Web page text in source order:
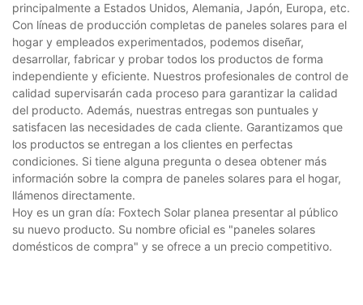
principalmente a Estados Unidos, Alemania, Japón, Europa, etc.
Con líneas de producción completas de paneles solares para el
hogar y empleados experimentados, podemos diseñar,
desarrollar, fabricar y probar todos los productos de forma
independiente y eficiente. Nuestros profesionales de control de
calidad supervisarán cada proceso para garantizar la calidad
del producto. Además, nuestras entregas son puntuales y
satisfacen las necesidades de cada cliente. Garantizamos que
los productos se entregan a los clientes en perfectas
condiciones. Si tiene alguna pregunta o desea obtener más
información sobre la compra de paneles solares para el hogar,
llámenos directamente.
Hoy es un gran día: Foxtech Solar planea presentar al público
su nuevo producto. Su nombre oficial es "paneles solares
domésticos de compra" y se ofrece a un precio competitivo.